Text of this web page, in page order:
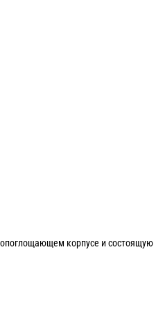
корпусе и состоящую